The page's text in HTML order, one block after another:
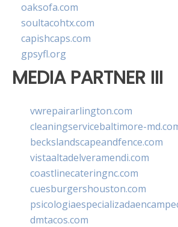
oaksofa.com
soultacohtx.com
capishcaps.com
gpsyfl.org
MEDIA PARTNER III
vwrepairarlington.com
cleaningservicebaltimore-
beckslandscapeandfence.com
vistaaltadelveramendi.com
coastlinecateringnc.com
cuesburgershouston.com
dmtacos.com